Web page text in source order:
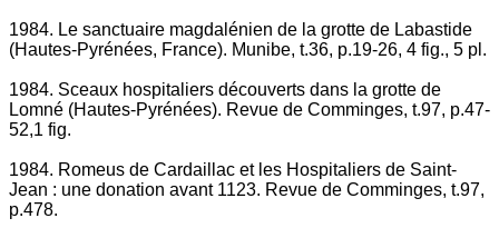
1984. Le sanctuaire magdalénien de la grotte de Labastide
(Hautes-Pyrénées, France). Munibe, t.36, p.19-26, 4 fig., 5 pl.
1984. Sceaux hospitaliers découverts dans la grotte de
Lomné (Hautes-Pyrénées). Revue de Comminges, t.97, p.47-
52,1 fig.
1984. Romeus de Cardaillac et les Hospitaliers de Saint-
Jean : une donation avant 1123. Revue de Comminges, t.97,
p.478.